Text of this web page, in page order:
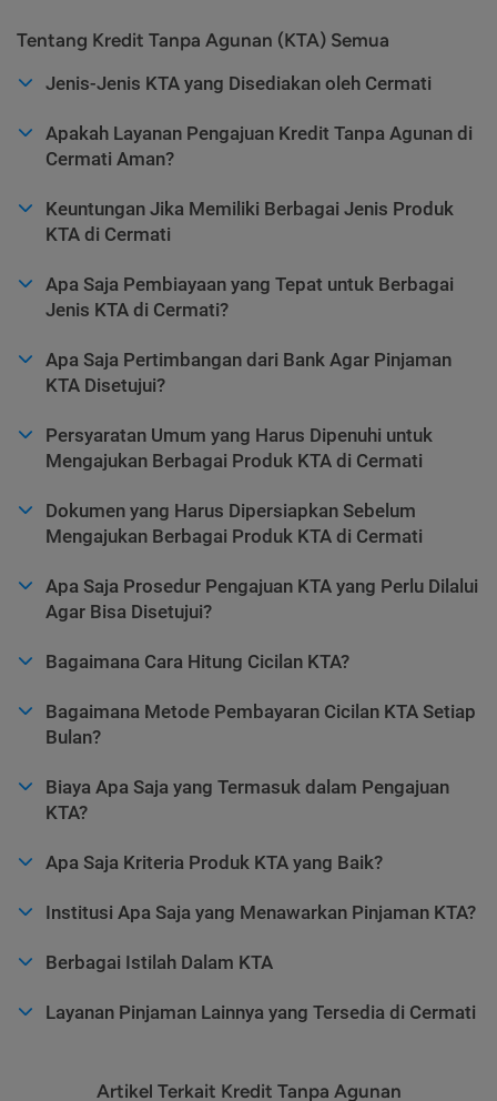
Tentang Kredit Tanpa Agunan (KTA) Semua
Jenis-Jenis KTA yang Disediakan oleh Cermati
Apakah Layanan Pengajuan Kredit Tanpa Agunan di
Cermati Aman?
Keuntungan Jika Memiliki Berbagai Jenis Produk
KTA di Cermati
Apa Saja Pembiayaan yang Tepat untuk Berbagai
Jenis KTA di Cermati?
Apa Saja Pertimbangan dari Bank Agar Pinjaman
KTA Disetujui?
Persyaratan Umum yang Harus Dipenuhi untuk
Mengajukan Berbagai Produk KTA di Cermati
Dokumen yang Harus Dipersiapkan Sebelum
Mengajukan Berbagai Produk KTA di Cermati
Apa Saja Prosedur Pengajuan KTA yang Perlu Dilalui
Agar Bisa Disetujui?
Bagaimana Cara Hitung Cicilan KTA?
Bagaimana Metode Pembayaran Cicilan KTA Setiap
Bulan?
Biaya Apa Saja yang Termasuk dalam Pengajuan
KTA?
Apa Saja Kriteria Produk KTA yang Baik?
Institusi Apa Saja yang Menawarkan Pinjaman KTA?
Berbagai Istilah Dalam KTA
Layanan Pinjaman Lainnya yang Tersedia di Cermati
Artikel Terkait Kredit Tanpa Agunan